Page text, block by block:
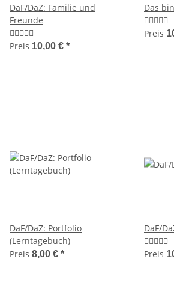
DaF/DaZ: Familie und
Freunde
Preis 10,00 € *
Das
Preis
DaF/DaZ: Portfolio
(Lerntagebuch)
Preis 8,00 € *
DaF/
Preis